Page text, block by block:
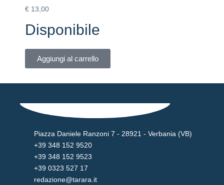
€ 13,00
Disponibile
Aggiungi al carrello
Piazza Daniele Ranzoni 7 - 28921 - Verbania (VB)
+39 348 152 9520
+39 348 152 9523
+39 0323 527 17
redazione@tarara.it